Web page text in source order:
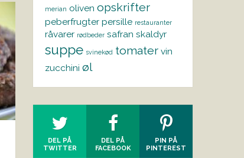
merian oliven opskrifter
peberfrugter persille restauranter
råvarer rødbeder safran skaldyr
suppe svinekød tomater vin
zucchini øl
DEL PÅ
TWITTER
DEL PÅ
FACEBOOK
PIN PÅ
PINTEREST